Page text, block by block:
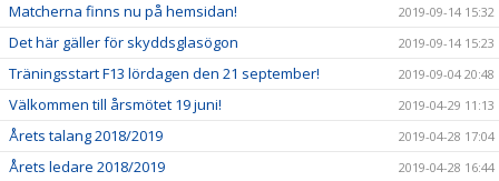
Matcherna finns nu på hemsidan! 2019-09-14 15:32
Det här gäller för skyddsglasögon 2019-09-14 15:23
Träningsstart F13 lördagen den 21 september! 2019-09-04 20:48
Välkommen till årsmötet 19 juni! 2019-04-29 11:13
Årets talang 2018/2019 2019-04-28 17:04
Årets ledare 2018/2019 2019-04-28 16:44